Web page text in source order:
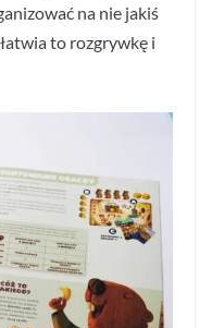
na nie jakiś
to rozgrywkę i